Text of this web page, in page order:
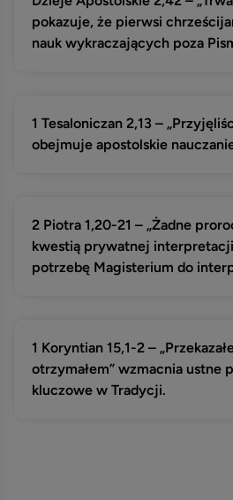
pokazuje, że pierwsi
nauk wykraczających poza
1 Tesaloniczan 2,13 –
obejmuje apostolskie
2 Piotra 1,20-21 – „Żadne
kwestią prywatnej
potrzebę Magisterium do
1 Koryntian 15,1-2 –
otrzymałem” wzmacnia ustne
kluczowe w Tradycji.